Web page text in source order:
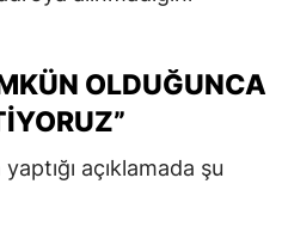
OLDUĞUNCA
açıklamada şu